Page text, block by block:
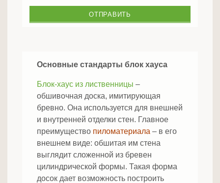
Основные стандарты блок хауса
Блок-хаус из лиственницы –
обшивочная доска, имитирующая
бревно. Она используется для внешней
и внутренней отделки стен. Главное
преимущество пиломатериала – в его
внешнем виде: обшитая им стена
выглядит сложенной из бревен
цилиндрической формы. Такая форма
досок дает возможность построить